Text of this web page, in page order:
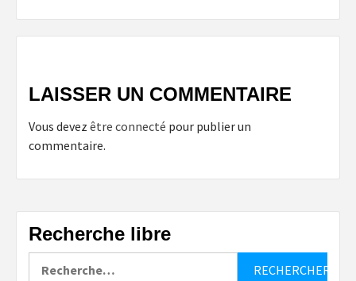
LAISSER UN COMMENTAIRE
Vous devez être connecté pour publier un
commentaire.
Recherche libre